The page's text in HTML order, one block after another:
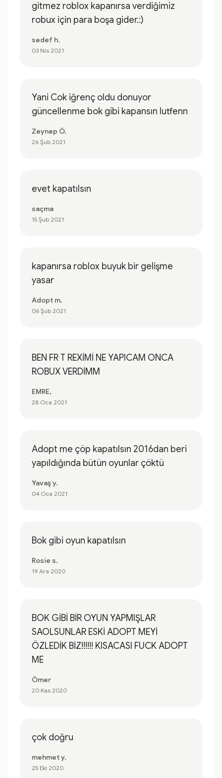
gitmez roblox kapanırsa verdiğimiz
robux için para boşa gider.:)
sedef h.
03 Nis 2021
Yani Cok iğrenç oldu donuyor
güncellenme bok gibi kapansın lutfenn
Zeynep Ö.
26 Şub 2021
evet kapatılsın
saçma
15 Şub 2021
kapanırsa roblox buyuk bir gelişme
yasar
Adopt m.
06 Şub 2021
BEN FR T REXİMİ NE YAPICAM ONCA
ROBUX VERDİMM
EMRE,
28 Oca 2021
Adopt me çöp kapatılsın 2016dan beri
yapıldığında bütün oyunlar çöktü
Yavaş y.
04 Oca 2021
Bok gibi oyun kapatılsın
Rosie s.
19 Ara 2020
BOK GİBİ BİR OYUN YAPMIŞLAR
SAOLSUNLAR ESKİ ADOPT MEYİ
ÖZLEDİK BİZ!!!!!! KISACASI FUCK ADOPT
ME
Ömer
20 Kas 2020
çok doğru
mehmet y.
25 Eki 2020